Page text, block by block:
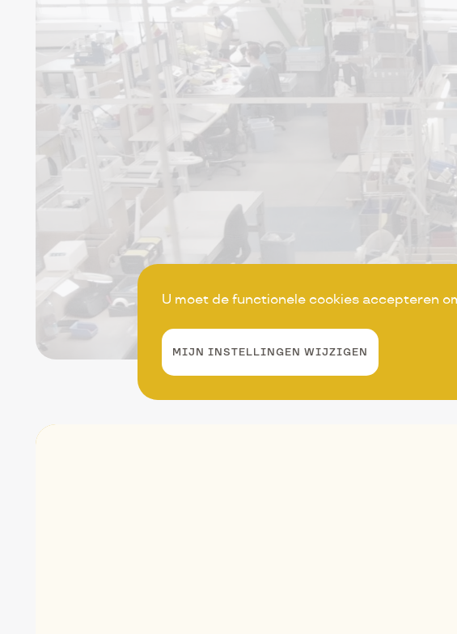
Onze afdeling Industrie in
U moet de functionele cookies accepteren
MIJN INSTELLINGEN WIJZIGEN